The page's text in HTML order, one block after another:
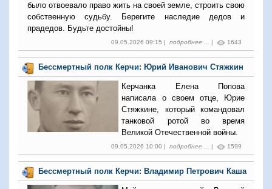
было отвоевало право жить на своей земле, строить свою
собственную судьбу. Берегите наследие дедов и
прадедов. Будьте достойны!
09.05.2026 09:15 | подробнее ... | 1643
Бессмертный полк Керчи: Юрий Иванович Стяжкин
Керчанка Елена Попова
написала о своем отце, Юрие
Стяжкине, который командовал
танковой ротой во время
Великой Отечественной войны.
09.05.2026 10:00 | подробнее ... | 1599
Бессмертный полк Керчи: Владимир Петрович Каша